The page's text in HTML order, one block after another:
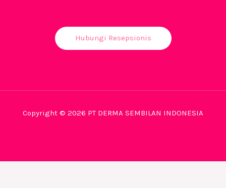
Hubungi Resepsionis
Copyright © 2026 PT DERMA SEMBILAN INDONESIA